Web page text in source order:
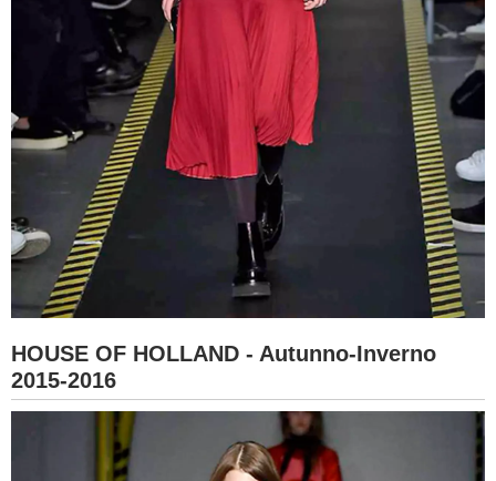
HOUSE OF HOLLAND - Autunno-Inverno
2015-2016